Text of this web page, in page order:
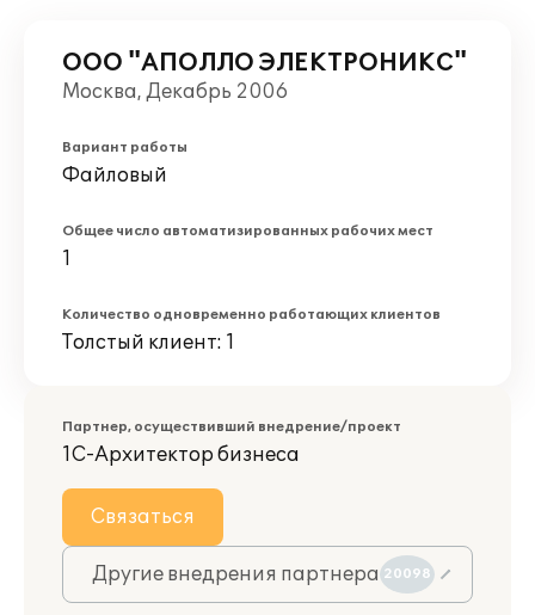
ООО "АПОЛЛО ЭЛЕКТРОНИКС"
Москва, Декабрь 2006
Вариант работы
Файловый
Общее число автоматизированных рабочих мест
1
Количество одновременно работающих клиентов
Толстый клиент: 1
Партнер, осуществивший внедрение/проект
1С-Архитектор бизнеса
Связаться
Другие внедрения партнера 20098